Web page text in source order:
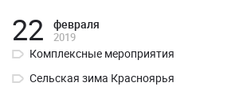
22 февраля
2019
Комплексные мероприятия
Сельская зима Красноярья